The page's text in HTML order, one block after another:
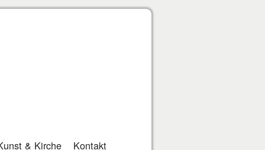
& Kirche Kontakt